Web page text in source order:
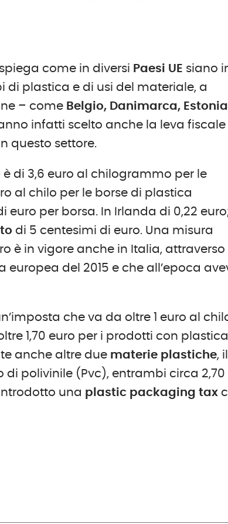
spiega come in diversi Paesi UE siano
di plastica e di usi del materiale, a
– come Belgio, Danimarca,
infatti scelto anche la leva fiscale
questo settore.
di 3,6 euro al chilogrammo per le
al chilo per le borse di plastica
euro per borsa. In Irlanda di 0,22
di 5 centesimi di euro. Una misura
è in vigore anche in Italia, attraverso
del 2015 e che all’epoca
che va da oltre 1 euro al
1,70 euro per i prodotti con plastica
anche altre due materie plastiche, il
di polivinile (Pvc), entrambi circa 2,70
una plastic packaging tax